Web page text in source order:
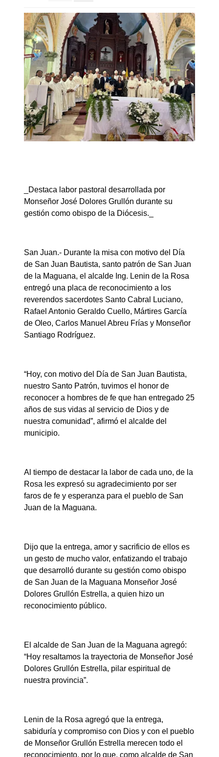
_Destaca labor pastoral desarrollada por
Monseñor José Dolores Grullón durante su
gestión como obispo de la Diócesis._
San Juan.- Durante la misa con motivo del Día
de San Juan Bautista, santo patrón de San Juan
de la Maguana, el alcalde Ing. Lenin de la Rosa
entregó una placa de reconocimiento a los
reverendos sacerdotes Santo Cabral Luciano,
Rafael Antonio Geraldo Cuello, Mártires García
de Oleo, Carlos Manuel Abreu Frías y Monseñor
Santiago Rodríguez.
“Hoy, con motivo del Día de San Juan Bautista,
nuestro Santo Patrón, tuvimos el honor de
reconocer a hombres de fe que han entregado 25
años de sus vidas al servicio de Dios y de
nuestra comunidad”, afirmó el alcalde del
municipio.
Al tiempo de destacar la labor de cada uno, de la
Rosa les expresó su agradecimiento por ser
faros de fe y esperanza para el pueblo de San
Juan de la Maguana.
Dijo que la entrega, amor y sacrificio de ellos es
un gesto de mucho valor, enfatizando el trabajo
que desarrolló durante su gestión como obispo
de San Juan de la Maguana Monseñor José
Dolores Grullón Estrella, a quien hizo un
reconocimiento público.
El alcalde de San Juan de la Maguana agregó:
“Hoy resaltamos la trayectoria de Monseñor José
Dolores Grullón Estrella, pilar espiritual de
nuestra provincia”.
Lenin de la Rosa agregó que la entrega,
sabiduría y compromiso con Dios y con el pueblo
de Monseñor Grullón Estrella merecen todo el
reconocimiento, por lo que, como alcalde de San